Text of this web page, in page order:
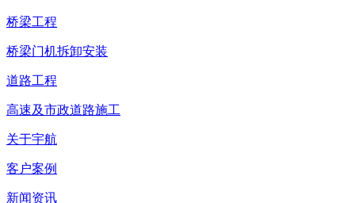
桥梁工程
桥梁门机拆卸安装
道路工程
高速及市政道路施工
关于宇航
客户案例
新闻资讯